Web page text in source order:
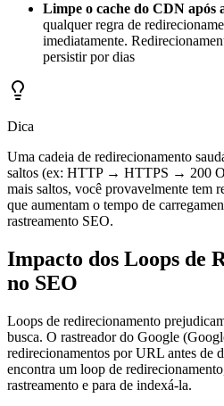
Limpe o cache do CDN após
qualquer regra de
imediatamente.
persistir por dias
Dica
Uma cadeia de redirecionamento
saltos (ex: HTTP → HTTPS → 200
mais saltos, você provavelmente tem
que aumentam o tempo de
rastreamento SEO.
Impacto dos Loops de
no SEO
Loops de redirecionamento
busca. O rastreador do Google
redirecionamentos por URL antes de
encontra um loop de
rastreamento e para de indexá-la.